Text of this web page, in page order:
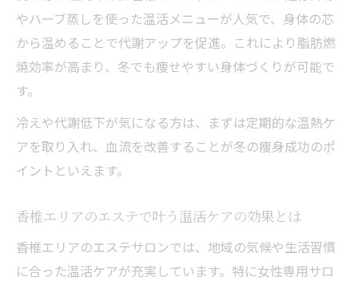
効く理由
エステサロンで体型変化を実感しやすい冬
の工夫
魅力
温活で冬に痩せやすい体質づくり
エステの温活施術が冬の代謝を高める理由
とは
温活エステで血流促進とセルライト対策を
実感
やハーブ蒸しを使った温活メニューが人気で、身体の芯
から温めることで代謝アップを促進。これにより脂肪燃
焼効率が高まり、冬でも痩せやすい身体づくりが可能で
す。
冷えや代謝低下が気になる方は、まずは定期的な温熱ケ
アを取り入れ、血流を改善することが冬の痩身成功のポ
イントといえます。
香椎エリアのエステで叶う温活ケアの効果とは
香椎エリアのエステサロンでは、地域の気候や生活習慣
に合った温活ケアが充実しています。特に女性専用サロ